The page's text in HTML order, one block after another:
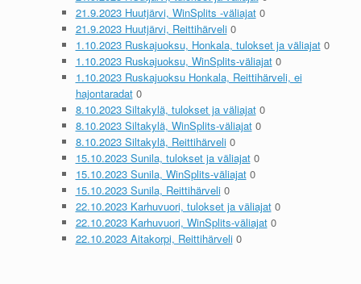
21.9.2023 Huutjärvi, WinSplits -väliajat0
21.9.2023 Huutjärvi, Reittihärveli0
1.10.2023 Ruskajuoksu, Honkala, tulokset ja väliajat0
1.10.2023 Ruskajuoksu, WinSplits-väliajat0
1.10.2023 Ruskajuoksu Honkala, Reittihärveli, ei
hajontaradat0
8.10.2023 Siltakylä, tulokset ja väliajat0
8.10.2023 Siltakylä, WinSplits-väliajat0
8.10.2023 Siltakylä, Reittihärveli0
15.10.2023 Sunila, tulokset ja väliajat0
15.10.2023 Sunila, WinSplits-väliajat0
15.10.2023 Sunila, Reittihärveli0
22.10.2023 Karhuvuori, tulokset ja väliajat0
22.10.2023 Karhuvuori, WinSplits-väliajat0
22.10.2023 Aitakorpi, Reittihärveli0